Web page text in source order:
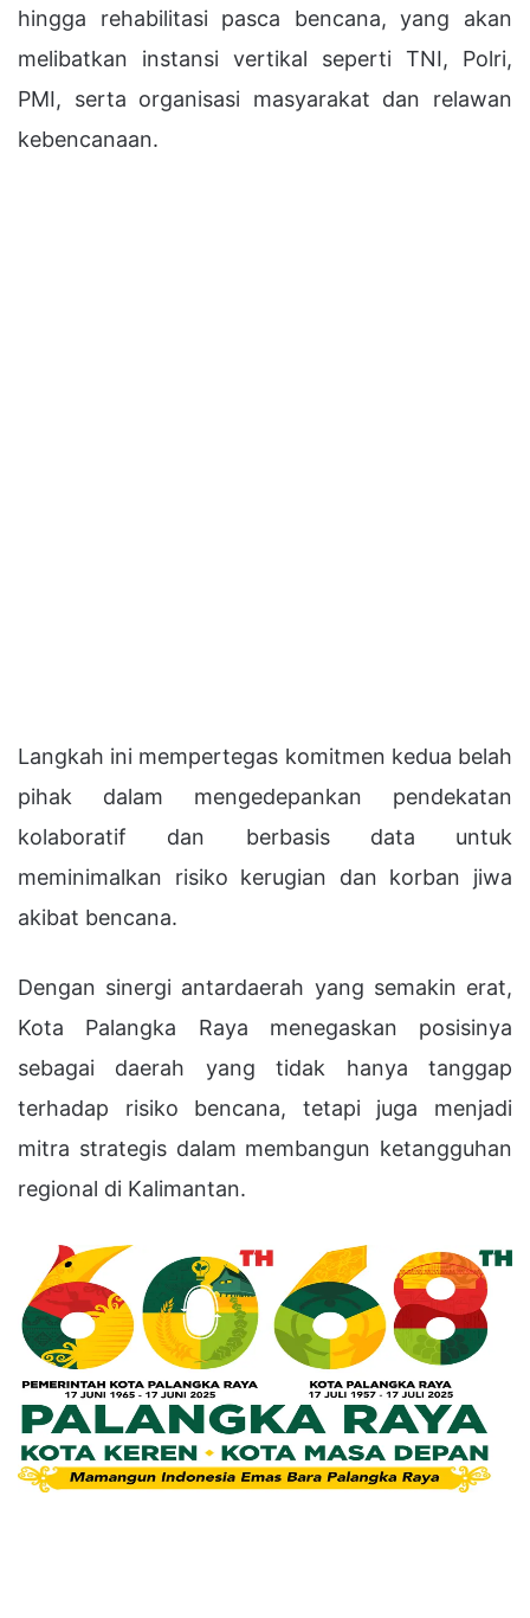
hingga rehabilitasi pasca bencana, yang akan
melibatkan instansi vertikal seperti TNI, Polri,
PMI, serta organisasi masyarakat dan relawan
kebencanaan.
Langkah ini mempertegas komitmen kedua belah
pihak dalam mengedepankan pendekatan
kolaboratif dan berbasis data untuk
meminimalkan risiko kerugian dan korban jiwa
akibat bencana.
Dengan sinergi antardaerah yang semakin erat,
Kota Palangka Raya menegaskan posisinya
sebagai daerah yang tidak hanya tanggap
terhadap risiko bencana, tetapi juga menjadi
mitra strategis dalam membangun ketangguhan
regional di Kalimantan.